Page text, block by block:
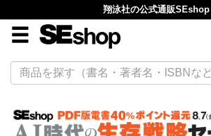
翔泳社の公式通販SEshop